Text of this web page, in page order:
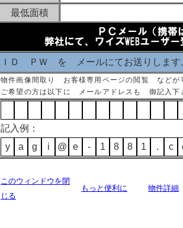
最低面積
ＩＤ ＰＷ を メールにてお送りします
物件画像間取り お客様専用ページの閲覧 などが
ご希望の方は以下に メールアドレスも 御記入下
記入例：
y
a g i @ e - 1 8 8 1 . c
このウィンドウを閉
じる
もっと便利に 物件詳細